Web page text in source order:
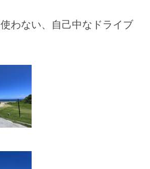
わない、自己中なドライブ